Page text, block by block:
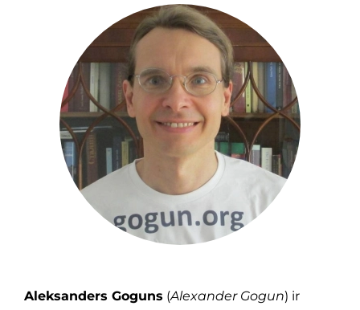
Aleksanders Goguns (Alexander Gogun) ir